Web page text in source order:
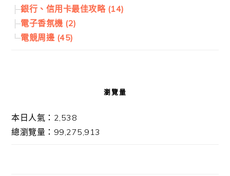
銀行、信用卡最佳攻略 (14)
電子香氛機 (2)
電競周邊 (45)
瀏覽量
本日人氣：2,538
總瀏覽量：99,275,913